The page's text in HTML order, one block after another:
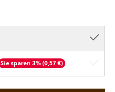
Sie sparen 3% (0,57 €)